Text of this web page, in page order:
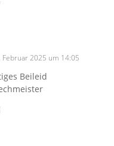
Februar 2025 um 14:05
Beileid